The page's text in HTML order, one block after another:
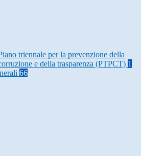
triennale per la prevenzione della
e della trasparenza (PTPCT) 1
66